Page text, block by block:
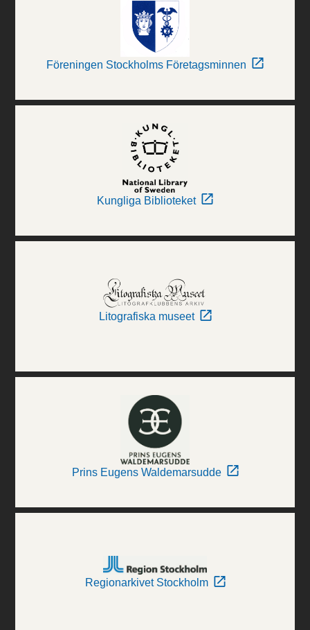
Föreningen Stockholms Företagsminnen
Kungliga Biblioteket
Litografiska museet
Prins Eugens Waldemarsudde
Regionarkivet Stockholm